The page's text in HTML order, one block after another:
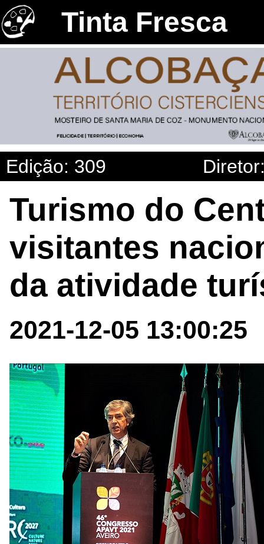
Tinta Fresca
Edição: 309
Turismo do
visitantes
da atividade
2021-12-05 13:00:25